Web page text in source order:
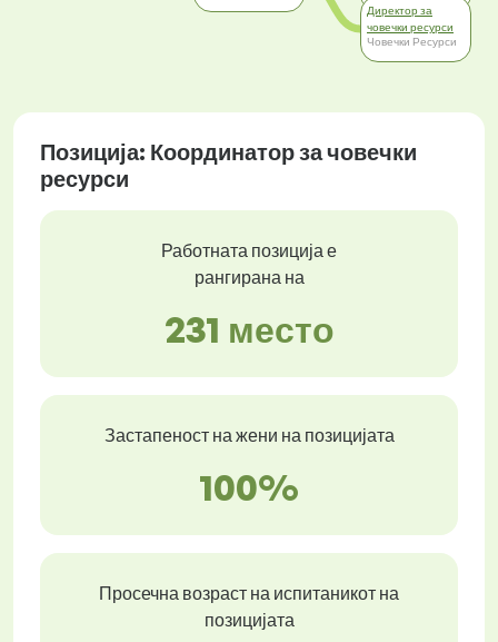
Директор за
човечки ресурси
Човечки Ресурси
Позиција: Координатор за човечки
ресурси
Работната позиција е
рангирана на
231 место
Застапеност на жени на позицијата
100%
Просечна возраст на испитаникот на
позицијата